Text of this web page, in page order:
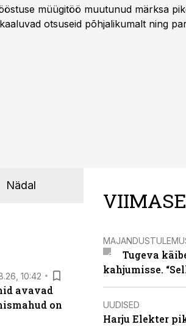
müügitöö muutunud märksa
otsuseid põhjalikumalt ning
Nädal
10:42
avavad
on
Tugeva
kahjumisse.
UUDISED
Harju Elekter